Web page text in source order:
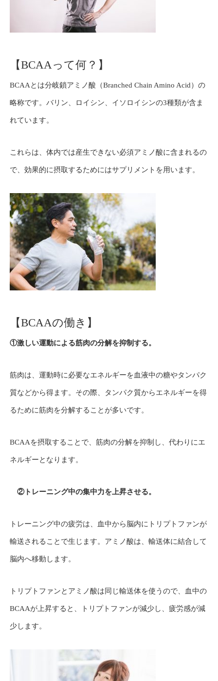
【BCAAって何？】
BCAAとは分岐鎖アミノ酸（Branched Chain Amino Acid）の
略称です。バリン、ロイシン、イソロイシンの3種類が含ま
れています。
これらは、体内では産生できない必須アミノ酸に含まれるの
で、効果的に摂取するためにはサプリメントを用います。
【BCAAの働き】
①激しい運動による筋肉の分解を抑制する。
筋肉は、運動時に必要なエネルギーを血液中の糖やタンパク
質などから得ます。その際、タンパク質からエネルギーを得
るために筋肉を分解することが多いです。
BCAAを摂取することで、筋肉の分解を抑制し、代わりにエ
ネルギーとなります。
②トレーニング中の集中力を上昇させる。
トレーニング中の疲労は、血中から脳内にトリプトファンが
輸送されることで生じます。アミノ酸は、輸送体に結合して
脳内へ移動します。
トリプトファンとアミノ酸は同じ輸送体を使うので、血中の
BCAAが上昇すると、トリプトファンが減少し、疲労感が減
少します。